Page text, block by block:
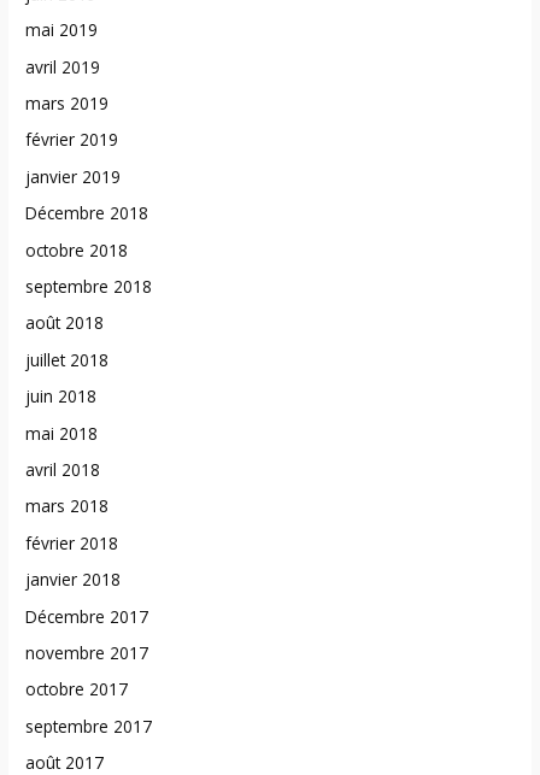
mai 2019
avril 2019
mars 2019
février 2019
janvier 2019
Décembre 2018
octobre 2018
septembre 2018
août 2018
juillet 2018
juin 2018
mai 2018
avril 2018
mars 2018
février 2018
janvier 2018
Décembre 2017
novembre 2017
octobre 2017
septembre 2017
août 2017